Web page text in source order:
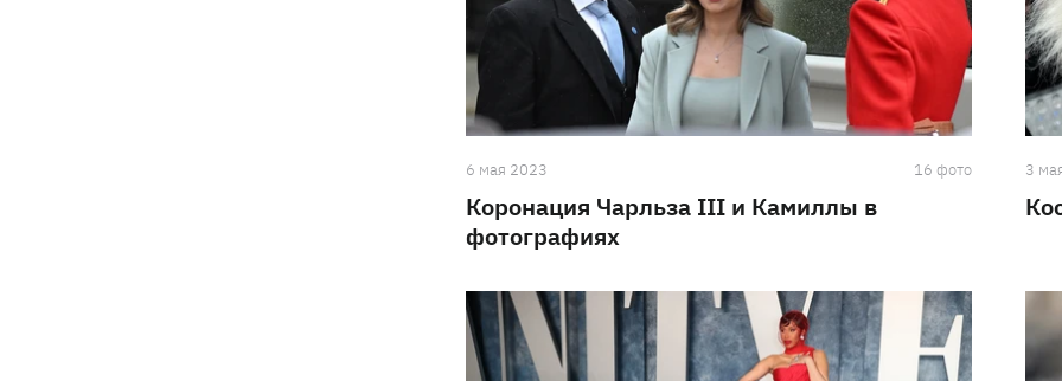
6 мая 2023 16 фото
Коронация Чарльза III и Камиллы в
фотографиях
3